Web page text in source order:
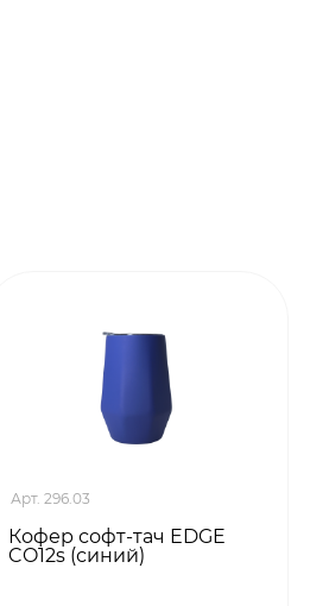
Арт. 296.03
Кофер софт-тач EDGE
CO12s (синий)